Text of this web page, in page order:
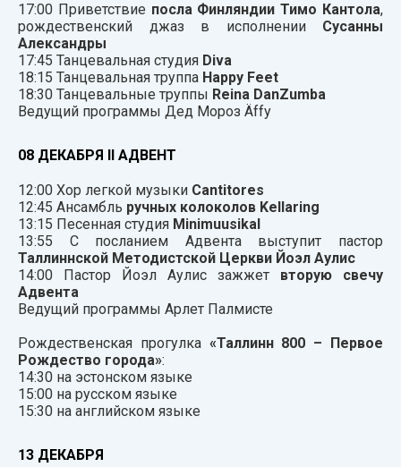
17:00 Приветствие посла Финляндии Тимо Кантола,
рождественский джаз в исполнении Сусанны
Александры
17:45 Танцевальная студия Diva
18:15 Танцевальная труппа Happy Feet
18:30 Танцевальные труппы Reina DanZumba
Ведущий программы Дед Мороз Äffy
08 ДЕКАБРЯ II АДВЕНТ
12:00 Хор легкой музыки Cantitores
12:45 Ансамбль ручных колоколов Kellaring
13:15 Песенная студия Minimuusikal
13:55 С посланием Адвента выступит пастор
Таллиннской Методистской Церкви Йоэл Аулис
14:00 Пастор Йоэл Аулис зажжет вторую свечу
Адвента
Ведущий программы Арлет Палмисте
Рождественская прогулка «Таллинн 800 – Первое
Рождество города»:
14:30 на эстонском языке
15:00 на русском языке
15:30 на английском языке
13 ДЕКАБРЯ